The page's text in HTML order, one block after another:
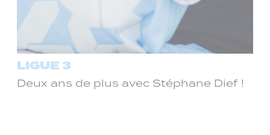
LIGUE 3
Deux ans de plus avec Stéphane Dief !